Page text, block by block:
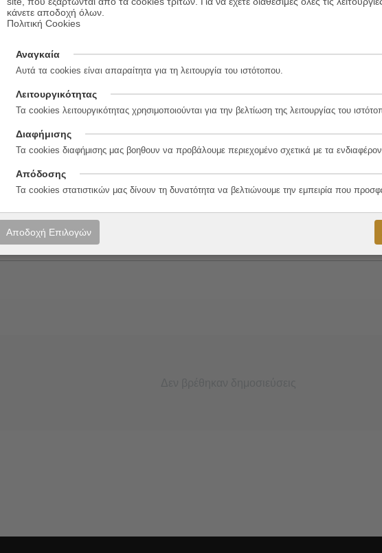
Ψυχογιός
192
21x14
2025
Γιάννης Αθανασόπουλος
κάνετε αποδοχή όλων.
Πολιτική Cookies
Αναγκαία
Αυτά τα cookies είναι απαραίτητα για τη λειτουργία του ιστότοπου.
Λειτουργικότητας
Τα cookies λειτουργικότητας χρησιμοποιούνται για την βελτίωση της λειτουργίας του
Διαφήμισης
Τα cookies διαφήμισης μας βοηθουν να προβάλουμε περιεχομένο σχετικά με τα
Απόδοσης
Τα cookies στατιστικών μας δίνουν τη δυνατότητα να βελτιώνουμε την εμπειρία που
Αποδοχή Επιλογών